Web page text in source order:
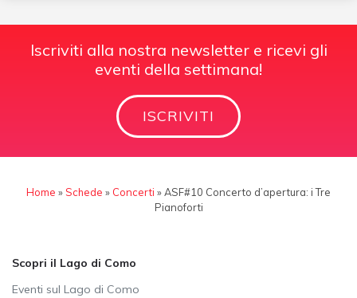
Iscriviti alla nostra newsletter e ricevi gli
eventi della settimana!
ISCRIVITI
Home »Schede » Concerti »ASF#10 Concerto d’apertura: i Tre
Pianoforti
Scopri il Lago di Como
Eventi sul Lago di Como